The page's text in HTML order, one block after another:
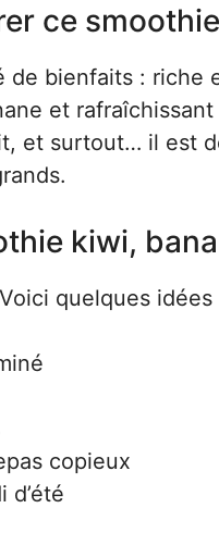
ce
bienfaits : riche
et
et surtout… il est
kiwi,
quelques idées
copieux
d’été